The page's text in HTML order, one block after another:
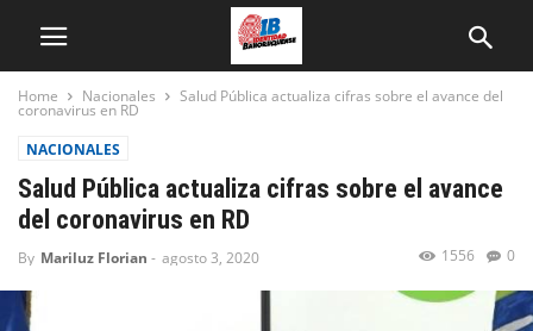
Home Nacionales Salud Pública actualiza cifras sobre el avance del
coronavirus en RD
NACIONALES
Salud Pública actualiza cifras sobre el avance
del coronavirus en RD
By Mariluz Florian - agosto 3, 2020 0
1556